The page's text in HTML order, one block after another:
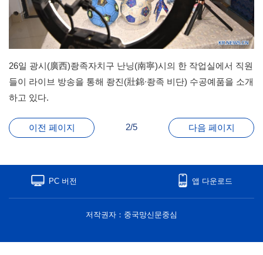
26일 광시(廣西)좡족자치구 난닝(南寧)시의 한 작업실에서 직원
들이 라이브 방송을 통해 좡진(壯錦∙좡족 비단) 수공예품을 소개
하고 있다.
이전 페이지 2/5 다음 페이지
PC 버전 앱 다운로드
저작권자：중국망신문중심